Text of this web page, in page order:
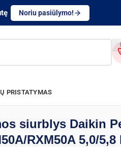
Noriu pasiūlymo!
PRISTATYMAS
siurblys Daikin
RXM50A 5,0/5,8